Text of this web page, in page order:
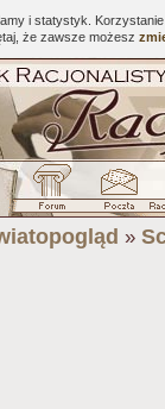
i statystyk.
że zawsze możesz
»